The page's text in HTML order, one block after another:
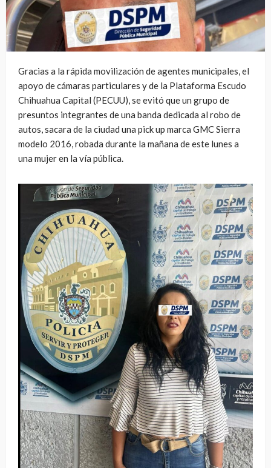
Gracias a la rápida movilización de agentes municipales, el
apoyo de cámaras particulares y de la Plataforma Escudo
Chihuahua Capital (PECUU), se evitó que un grupo de
presuntos integrantes de una banda dedicada al robo de
autos, sacara de la ciudad una pick up marca GMC Sierra
modelo 2016, robada durante la mañana de este lunes a
una mujer en la vía pública.